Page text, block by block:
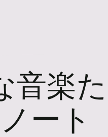
音楽
ート